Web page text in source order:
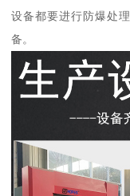
设备都要进行防爆处
备。